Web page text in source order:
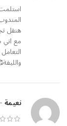
هنقل
نعيمة